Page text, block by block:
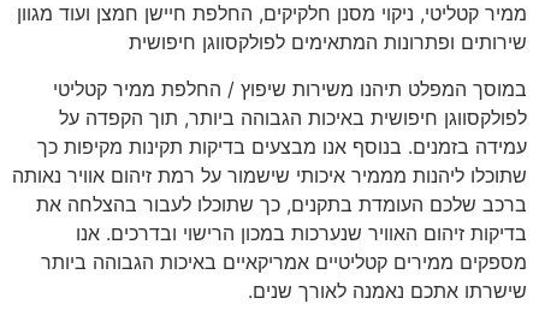
ממיר קטליטי, ניקוי מסנן חלקיקים, החלפת חיישן חמצן ועוד מגוון
שירותים ופתרונות המתאימים לפולקסווגן חיפושית
במוסך המפלט תיהנו משירות שיפוץ / החלפת ממיר קטליטי
לפולקסווגן חיפושית באיכות הגבוהה ביותר, תוך הקפדה על
עמידה בזמנים. בנוסף אנו מבצעים בדיקות תקינות מקיפות כך
שתוכלו ליהנות מממיר איכותי שישמור על רמת זיהום אוויר נאותה
ברכב שלכם העומדת בתקנים, כך שתוכלו לעבור בהצלחה את
בדיקות זיהום האוויר שנערכות במכון הרישוי ובדרכים. אנו
מספקים ממירים קטליטיים אמריקאיים באיכות הגבוהה ביותר
שישרתו אתכם נאמנה לאורך שנים.